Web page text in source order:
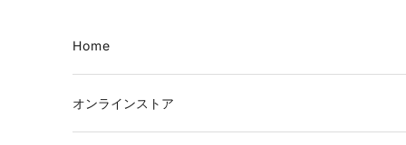
Home
オンラインストア